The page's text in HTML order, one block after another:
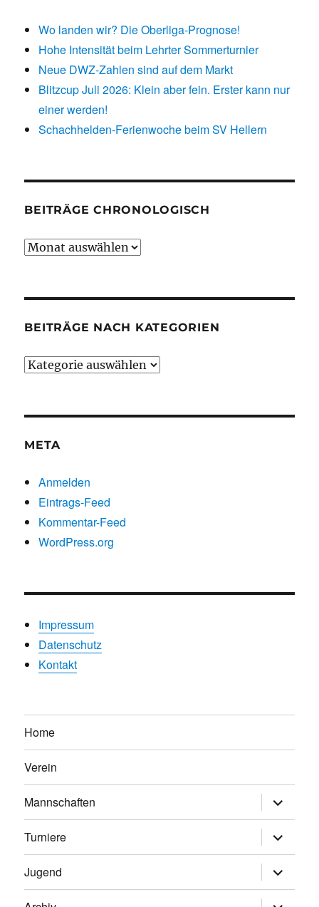
Wo landen wir? Die Oberliga-Prognose!
Hohe Intensität beim Lehrter Sommerturnier
Neue DWZ-Zahlen sind auf dem Markt
Blitzcup Juli 2026: Klein aber fein. Erster kann nur
einer werden!
Schachhelden-Ferienwoche beim SV Hellern
BEITRÄGE CHRONOLOGISCH
Beiträge
BEITRÄGE NACH KATEGORIEN
Beiträge
META
Anmelden
Eintrags-Feed
Kommentar-Feed
WordPress.org
Impressum
Datenschutz
Kontakt
Home
Verein
Mannschaften
anzeigen
Turniere
anzeigen
Jugend
anzeigen